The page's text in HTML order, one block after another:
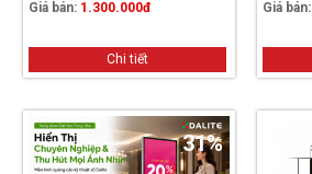
Giá bán: 1.300.000đ
Chi tiết
Giá bán:
31%